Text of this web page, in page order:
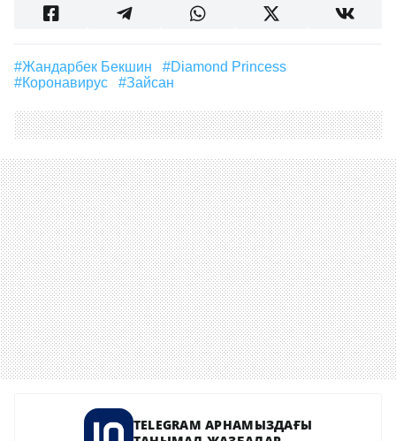
#Жандарбек Бекшин
#Diamond Princess
#Коронавирус
#Зайсан